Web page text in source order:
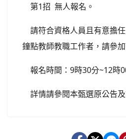
第1招 無人報名。
請符合資格人員且有意擔
鐘點教師教職工作者，請參
報名時間：9時30分~12時
詳情請參閱本甄選原公告及